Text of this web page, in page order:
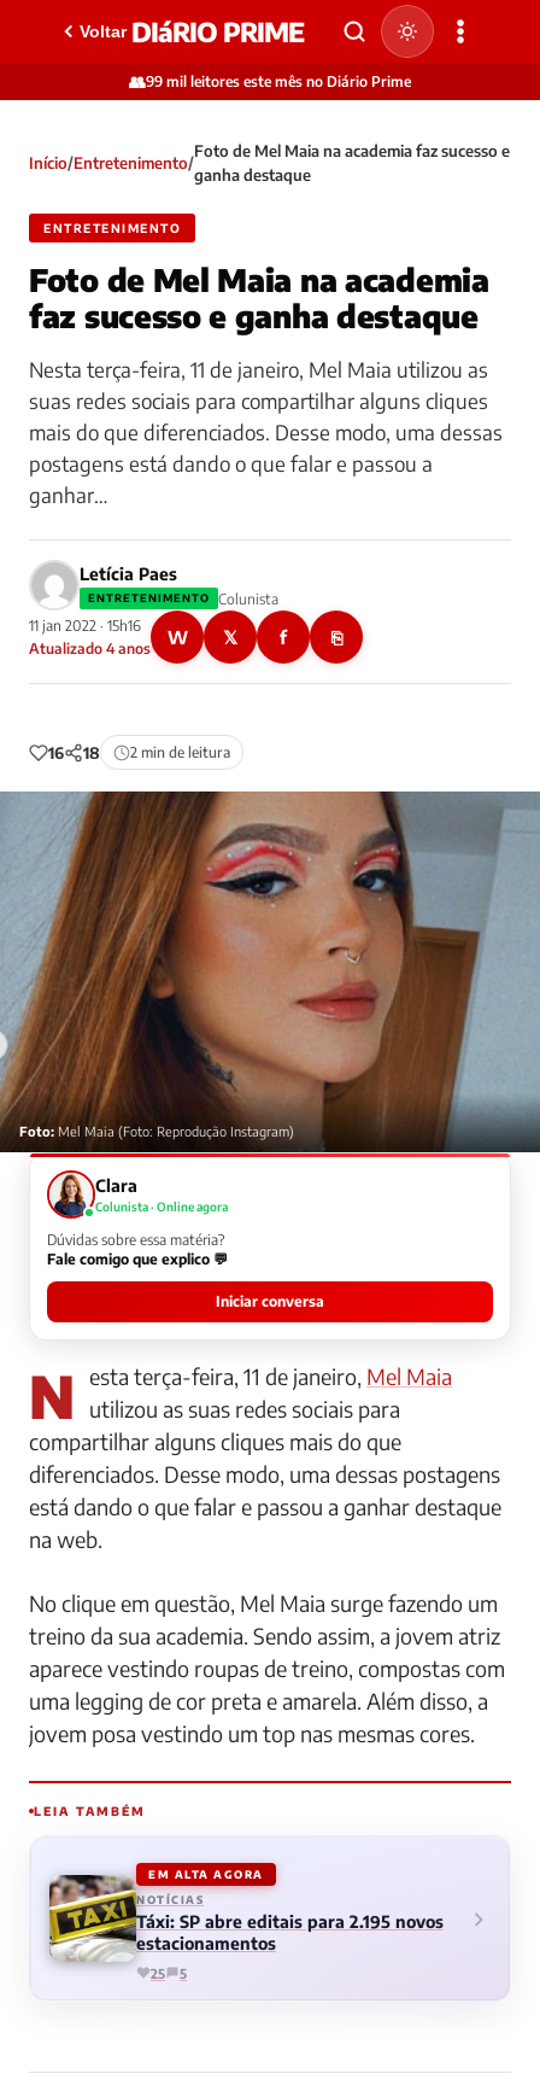
Voltar DIáRIO PRIME
👥99 mil leitores este mês no Diário Prime
Início/Entretenimento/
Foto de Mel Maia na academia faz sucesso e
ganha destaque
ENTRETENIMENTO
Foto de Mel Maia na academia
faz sucesso e ganha destaque
Nesta terça-feira, 11 de janeiro, Mel Maia utilizou as
suas redes sociais para compartilhar alguns cliques
mais do que diferenciados. Desse modo, uma dessas
postagens está dando o que falar e passou a
ganhar…
Letícia Paes
ENTRETENIMENTO
Colunista
11 jan 2022 · 15h16
Atualizado 4 anos
W 𝕏 f ⎘
16 18 2 min de leitura
Foto: Mel Maia (Foto: Reprodução Instagram)
Clara
Colunista · Online agora
Dúvidas sobre essa matéria?
Fale comigo que explico 💬
Iniciar conversa
Nesta terça-feira, 11 de janeiro, Mel Maia
utilizou as suas redes sociais para
compartilhar alguns cliques mais do que
diferenciados. Desse modo, uma dessas postagens
está dando o que falar e passou a ganhar destaque
na web.
No clique em questão, Mel Maia surge fazendo um
treino da sua academia. Sendo assim, a jovem atriz
aparece vestindo roupas de treino, compostas com
uma legging de cor preta e amarela. Além disso, a
jovem posa vestindo um top nas mesmas cores.
LEIA TAMBÉM
EM ALTA AGORA
NOTÍCIAS
Táxi: SP abre editais para 2.195 novos
estacionamentos
25 5